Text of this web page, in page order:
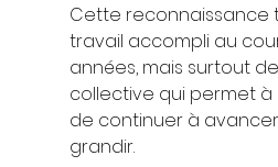
Cette reconnaissance
travail accompli au
années, mais surtout
collective qui permet à
de continuer à
grandir.